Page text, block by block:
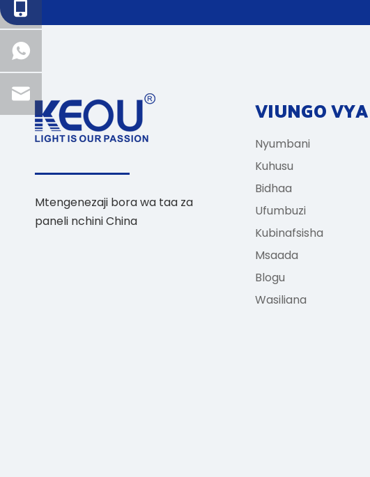
Mtengenezaji bora wa taa za
paneli nchini China
VIUNGO
Nyumbani
Kuhusu
Bidhaa
Ufumbuzi
Kubinafsisha
Msaada
Blogu
Wasiliana